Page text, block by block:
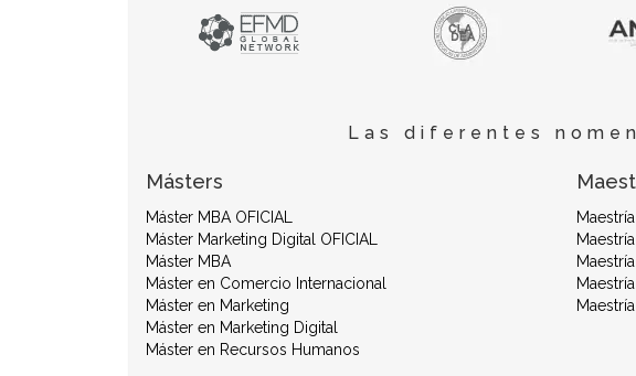
Las diferentes
Másters
Máster MBA OFICIAL
Máster Marketing Digital OFICIAL
Máster MBA
Máster en Comercio Internacional
Máster en Marketing
Máster en Marketing Digital
Máster en Recursos Humanos